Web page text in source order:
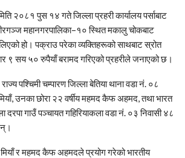
२०८१ पुस १४ गते जिल्ला प्रहरी कार्यालय पर्साबाट
महानगरपालिका–१० स्थित मकालु चोकबाट
हो। पक्राउ परेका व्यक्तिहरूको साथबाट स्रोत
सय ५० रुपैयाँ बरामद गरिएको प्रहरीले जनाएको छ।
पश्चिमी चम्पारण जिल्ला बेतिया थाना वडा नं. ०८
उनका छोरा २२ वर्षीय महमद कैफ अहमद, तथा भारत
दरपा गाउँ पञ्चायत गहिरियाकला वडा नं. ०३ निवासी ४८
र महमद कैफ अहमदले प्रयोग गरेको भारतीय